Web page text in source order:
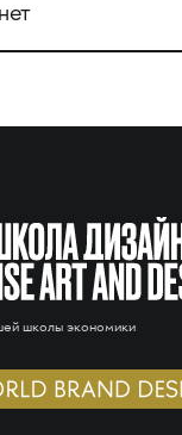
школы экономики